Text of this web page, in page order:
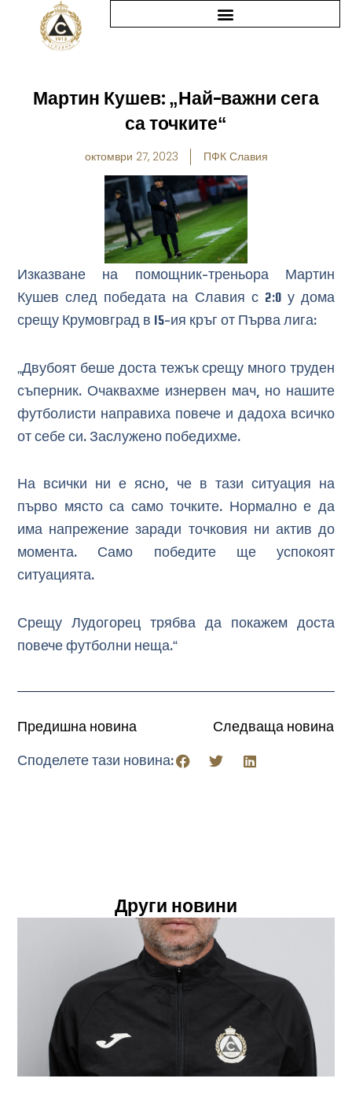
Мартин Кушев: „Най-важни сега
са точките“
октомври 27, 2023 ПФК Славия
Изказване на помощник-треньора Мартин
Кушев след победата на Славия с 2:0 у дома
срещу Крумовград в 15-ия кръг от Първа лига:
„Двубоят беше доста тежък срещу много труден
съперник. Очаквахме изнервен мач, но нашите
футболисти направиха повече и дадоха всичко
от себе си. Заслужено победихме.
На всички ни е ясно, че в тази ситуация на
първо място са само точките. Нормално е да
има напрежение заради точковия ни актив до
момента. Само победите ще успокоят
ситуацията.
Срещу Лудогорец трябва да покажем доста
повече футболни неща.“
Предишна новина Следваща новина
Споделете тази новина:
Други новини